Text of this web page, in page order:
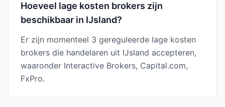
Hoeveel lage kosten brokers zijn
beschikbaar in IJsland?
Er zijn momenteel 3 gereguleerde lage kosten
brokers die handelaren uit IJsland accepteren,
waaronder Interactive Brokers, Capital.com,
FxPro.